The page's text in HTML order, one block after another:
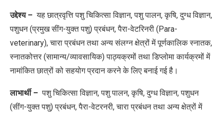
उद्देश्य – ​यह छात्रवृत्ति पशु चिकित्सा विज्ञान, पशु पालन, कृषि, दुग्ध विज्ञान,
पशुधन (प्रमुख सींग-युक्त पशु) प्रबंधन, पैरा-वेटरिनरी (Para-
veterinary), चारा प्रबंधन तथा अन्य संलग्न क्षेत्रों में पूर्णकालिक स्नातक,
स्नातकोत्तर (सामान्य/व्यावसायिक) पाठ्यक्रमों तथा डिप्लोमा कार्यक्रमों में
नामांकित छात्रों को सहयोग प्रदान करने के लिए बनाई गई है।
लाभार्थी – पशु चिकित्सा विज्ञान, पशु पालन, कृषि, दुग्ध विज्ञान, पशुधन
(सींग-युक्त पशु) प्रबंधन, पैरा-वेटरनरी, चारा प्रबंधन तथा अन्य क्षेत्रों में